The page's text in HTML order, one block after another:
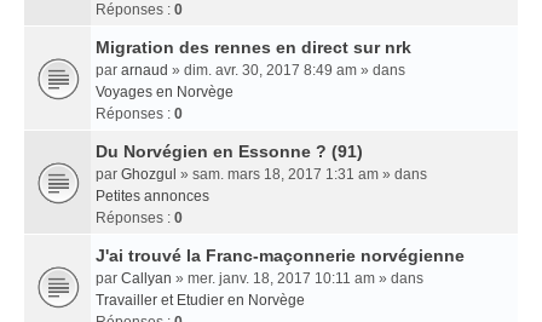
Réponses : 0
Migration des rennes en direct sur nrk
par arnaud » dim. avr. 30, 2017 8:49 am » dans
Voyages en Norvège
Réponses : 0
Du Norvégien en Essonne ? (91)
par Ghozgul » sam. mars 18, 2017 1:31 am » dans
Petites annonces
Réponses : 0
J'ai trouvé la Franc-maçonnerie norvégienne
par Callyan » mer. janv. 18, 2017 10:11 am » dans
Travailler et Etudier en Norvège